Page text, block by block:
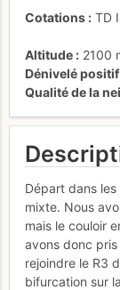
Cotations TD
Altitude 2100
Dénivelé positif
Qualité de la
Départ dans
mixte. Nous
mais le couloir
avons donc
rejoindre le R3
bifurcation sur